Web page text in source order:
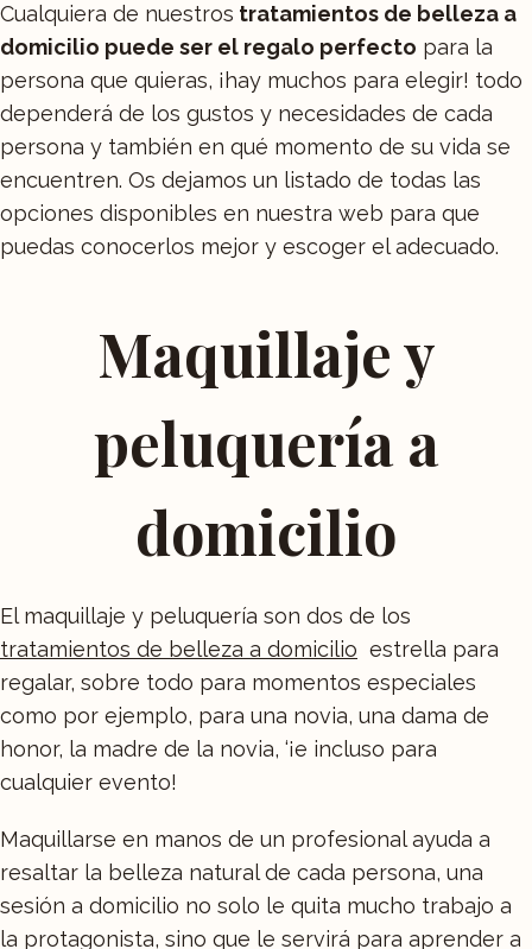
Cualquiera de nuestros tratamientos de belleza a
domicilio puede ser el regalo perfecto para la
persona que quieras, ¡hay muchos para elegir! todo
dependerá de los gustos y necesidades de cada
persona y también en qué momento de su vida se
encuentren. Os dejamos un listado de todas las
opciones disponibles en nuestra web para que
puedas conocerlos mejor y escoger el adecuado.
Maquillaje y
peluquería a
domicilio
El maquillaje y peluquería son dos de los
tratamientos de belleza a domicilio estrella para
regalar, sobre todo para momentos especiales
como por ejemplo, para una novia, una dama de
honor, la madre de la novia, ‘¡e incluso para
cualquier evento!
Maquillarse en manos de un profesional ayuda a
resaltar la belleza natural de cada persona, una
sesión a domicilio no solo le quita mucho trabajo a
la protagonista, sino que le servirá para aprender a